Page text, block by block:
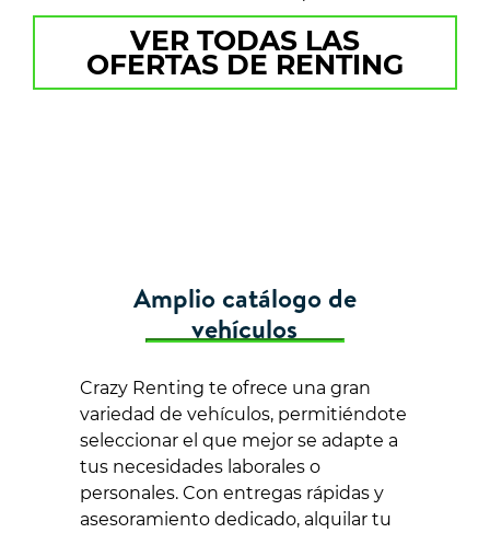
VER TODAS LAS
OFERTAS DE RENTING
Amplio catálogo de
vehículos
Crazy Renting te ofrece una gran
variedad de vehículos, permitiéndote
seleccionar el que mejor se adapte a
tus necesidades laborales o
personales. Con entregas rápidas y
asesoramiento dedicado, alquilar tu